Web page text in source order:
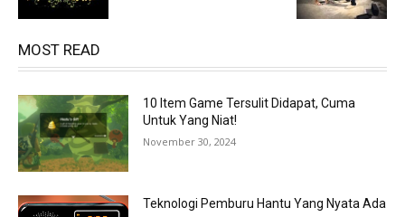
MOST READ
10 Item Game Tersulit Didapat, Cuma
Untuk Yang Niat!
November 30, 2024
Teknologi Pemburu Hantu Yang Nyata Ada